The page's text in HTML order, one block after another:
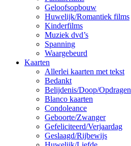
Geloofsopbouw
Huwelijk/Romantiek films
Kinderfilms
Muziek dvd’s
Spanning
Waargebeurd
Kaarten
Allerlei kaarten met tekst
Bedankt
Belijdenis/Doop/Opdragen
Blanco kaarten
Condoleance
Geboorte/Zwanger
Gefeliciteerd/Verjaardag
Geslaagd/Rijbewijs